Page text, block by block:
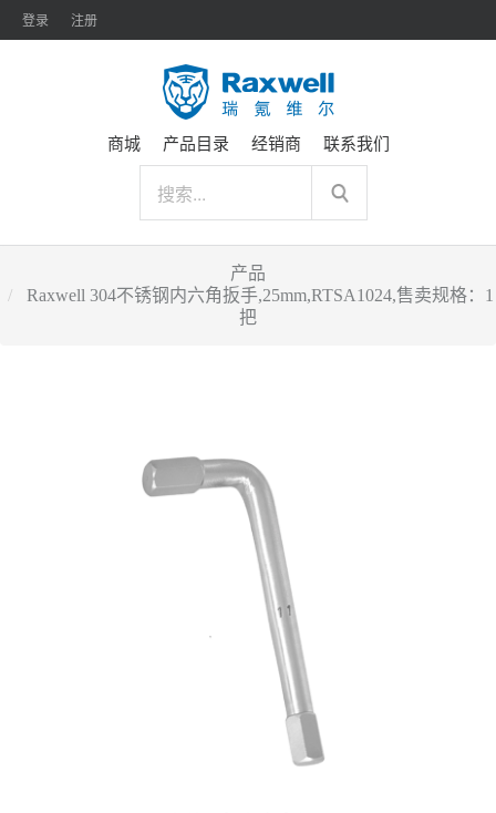
登录 注册
商城 产品目录 经销商 联系我们
产品
Raxwell 304不锈钢内六角扳手,25mm,RTSA1024,售卖规格：1
把